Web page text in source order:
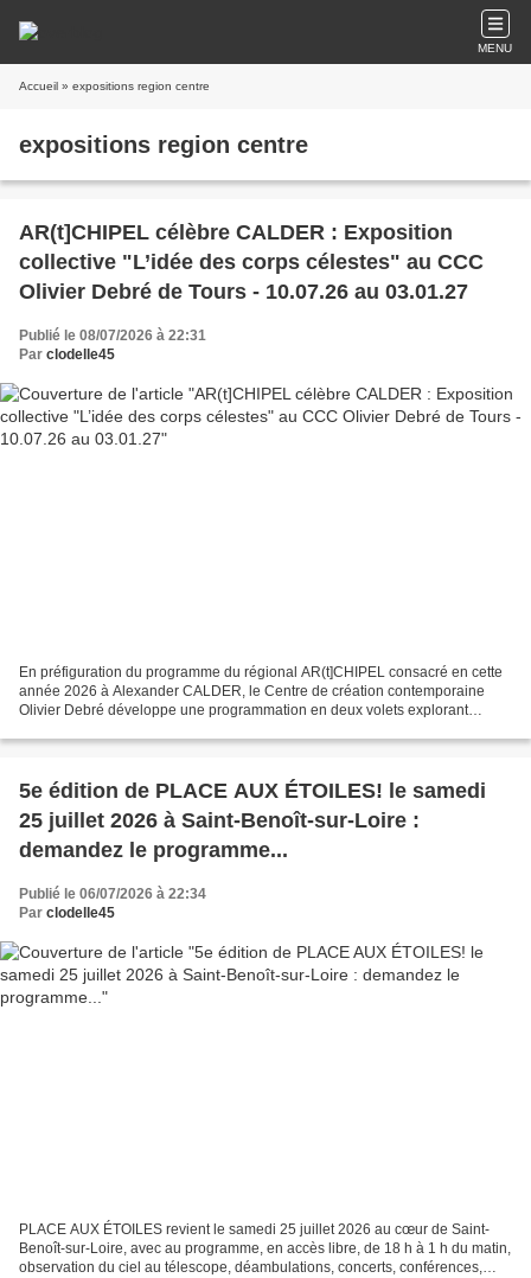
MENU
Accueil » expositions region centre
expositions region centre
AR(t]CHIPEL célèbre CALDER : Exposition
collective "L’idée des corps célestes" au CCC
Olivier Debré de Tours - 10.07.26 au 03.01.27
Publié le 08/07/2026 à 22:31
Par clodelle45
En préfiguration du programme du régional AR(t]CHIPEL consacré en cette
année 2026 à Alexander CALDER, le Centre de création contemporaine
Olivier Debré développe une programmation en deux volets explorant
5e édition de PLACE AUX ÉTOILES! le samedi
25 juillet 2026 à Saint-Benoît-sur-Loire :
demandez le programme...
Publié le 06/07/2026 à 22:34
Par clodelle45
PLACE AUX ÉTOILES revient le samedi 25 juillet 2026 au cœur de Saint-
Benoît-sur-Loire, avec au programme, en accès libre, de 18 h à 1 h du matin,
observation du ciel au télescope, déambulations, concerts, conférences,